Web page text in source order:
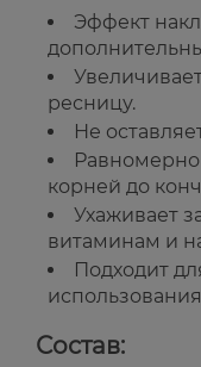
Эффект
ресницу.
Не
корней до
Ухаживает
витаминам и
Подходит
Состав: